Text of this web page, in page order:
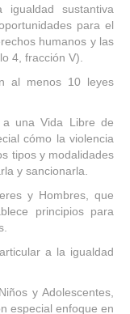
sustantiva
para el
humanos y las
4, fracción V).
al menos 10 leyes
una Vida Libre de
cómo la violencia
tipos y modalidades
y sancionarla.
y Hombres, que
principios para
a la igualdad
y Adolescentes,
especial enfoque en